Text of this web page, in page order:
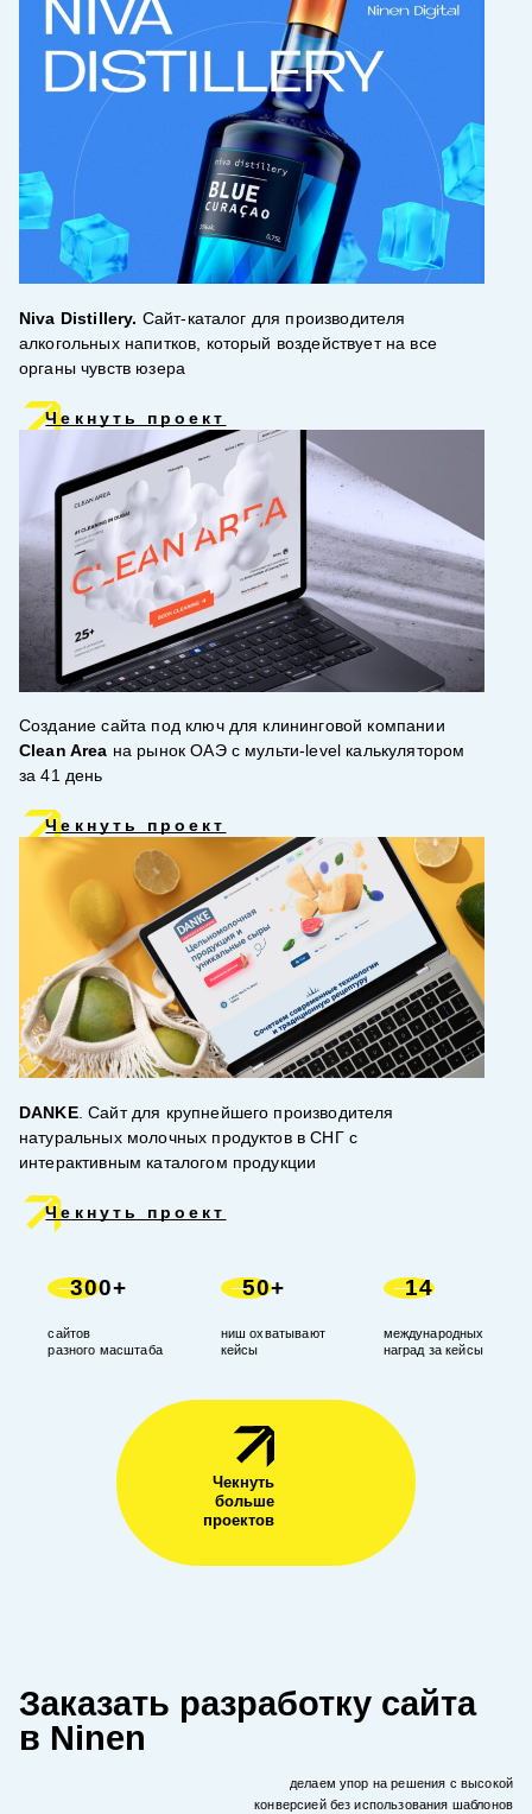
Niva Distillery. Сайт-каталог для производителя
алкогольных напитков, который воздействует на все
органы чувств юзера
Чекнуть проект
Создание сайта под ключ для клининговой компании
Clean Area на рынок ОАЭ с мульти-level калькулятором
за 41 день
Чекнуть проект
DANKE. Cайт для крупнейшего производителя
натуральных молочных продуктов в СНГ с
интерактивным каталогом продукции
Чекнуть проект
300+
сайтов
разного масштаба
50+
ниш охватывают
кейсы
14
международных
наград за кейсы
Чекнуть
больше
проектов
Заказать разработку сайта
в Ninen
делаем упор на решения с высокой
конверсией без использования шаблонов